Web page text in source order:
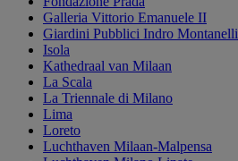
Galleria Vittorio Emanuele II
Giardini Pubblici Indro Montanelli
Isola
Kathedraal van Milaan
La Scala
La Triennale di Milano
Lima
Loreto
Luchthaven Milaan-Malpensa